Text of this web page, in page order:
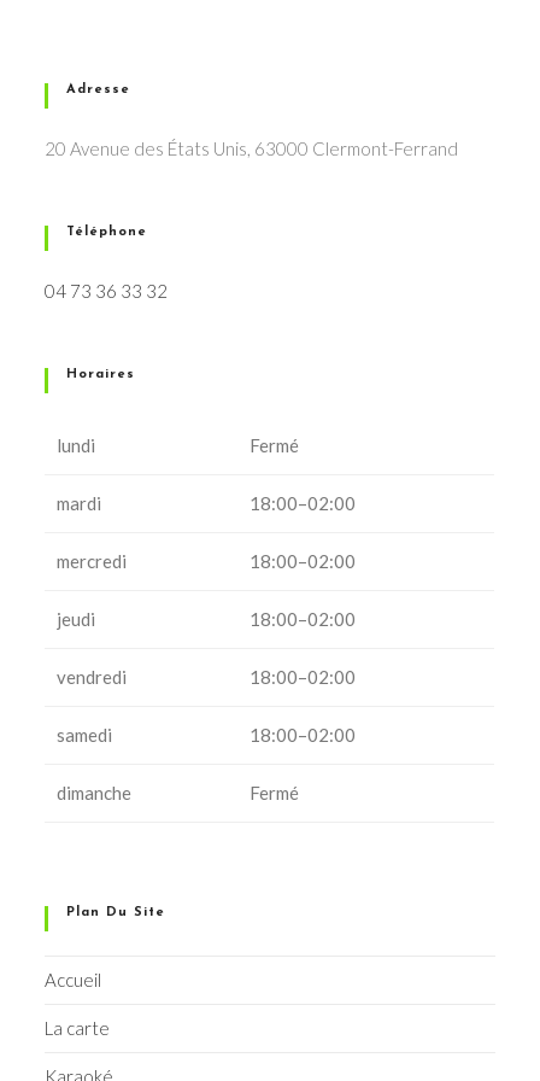
Adresse
20 Avenue des États Unis, 63000 Clermont-Ferrand
Téléphone
04 73 36 33 32
Horaires
lundi Fermé
mardi 18:00–02:00
mercredi 18:00–02:00
jeudi 18:00–02:00
vendredi 18:00–02:00
samedi 18:00–02:00
dimanche Fermé
Plan Du Site
Accueil
La carte
Karaoké